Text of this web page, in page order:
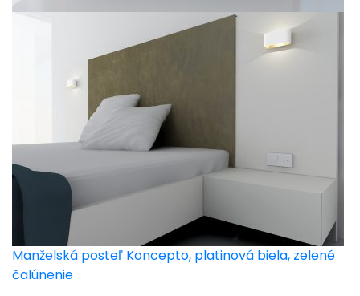
Manželská posteľ Koncepto, platinová biela, zelené
čalúnenie